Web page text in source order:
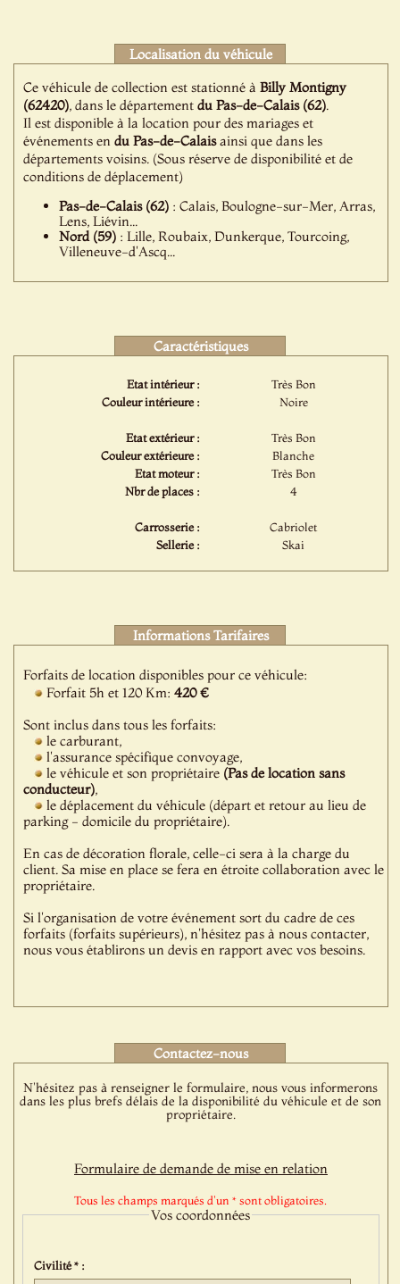
Localisation du véhicule
Ce véhicule de collection est stationné àBilly Montigny
(62420), dans le départementdu Pas-de-Calais (62).
Il est disponible à la location pour des mariages et
événements endu Pas-de-Calaisainsi que dans les
départements voisins. (Sous réserve de disponibilité et de
conditions de déplacement)
Pas-de-Calais (62) : Calais, Boulogne-sur-Mer, Arras,
Lens, Liévin...
Nord (59) : Lille, Roubaix, Dunkerque, Tourcoing,
Villeneuve-d'Ascq...
Caractéristiques
Etat intérieur :
Très Bon
Couleur intérieure :
Noire
Etat extérieur :
Très Bon
Couleur extérieure :
Blanche
Etat moteur :
Très Bon
Nbr de places :
4
Carrosserie :
Cabriolet
Sellerie :
Skai
Informations Tarifaires
Forfaits de location disponibles pour ce véhicule:
Forfait 5h et 120 Km:420 €
Sont inclus dans tous les forfaits:
le carburant,
l'assurance spécifique convoyage,
le véhicule et son propriétaire (Pas de location sans
conducteur),
le déplacement du véhicule (départ et retour au lieu de
parking - domicile du propriétaire).
En cas de décoration florale, celle-ci sera à la charge du
client. Sa mise en place se fera en étroite collaboration avec le
propriétaire.
Si l'organisation de votre événement sort du cadre de ces
forfaits (forfaits supérieurs), n'hésitez pas à nous contacter,
nous vous établirons un devis en rapport avec vos besoins.
Contactez-nous
N'hésitez pas à renseigner le formulaire, nous vous informerons
dans les plus brefs délais de la disponibilité du véhicule et de son
propriétaire.
Formulaire de demande de mise en relation
Tous les champs marqués d'un * sont obligatoires.
Vos coordonnées
Civilité * :